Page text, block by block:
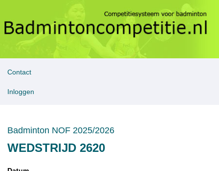
Contact
Inloggen
Badminton NOF 2025/2026
WEDSTRIJD 2620